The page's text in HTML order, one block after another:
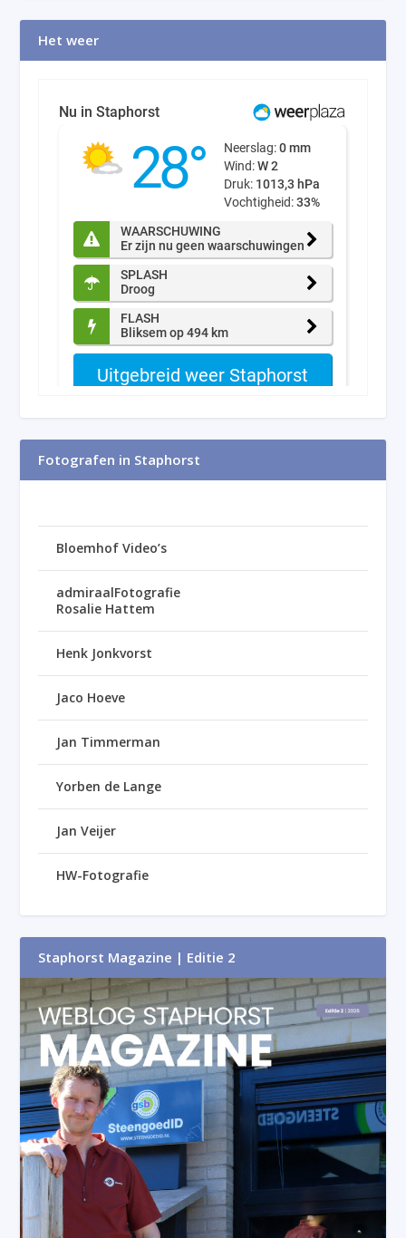
Het weer
Fotografen in Staphorst
Bloemhof Video’s
admiraalFotografie
Rosalie Hattem
Henk Jonkvorst
Jaco Hoeve
Jan Timmerman
Yorben de Lange
Jan Veijer
HW-Fotografie
Staphorst Magazine | Editie 2